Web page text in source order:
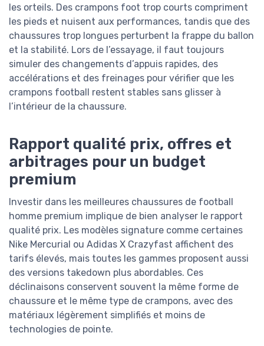
les orteils. Des crampons foot trop courts compriment
les pieds et nuisent aux performances, tandis que des
chaussures trop longues perturbent la frappe du ballon
et la stabilité. Lors de l’essayage, il faut toujours
simuler des changements d’appuis rapides, des
accélérations et des freinages pour vérifier que les
crampons football restent stables sans glisser à
l’intérieur de la chaussure.
Rapport qualité prix, offres et
arbitrages pour un budget
premium
Investir dans les meilleures chaussures de football
homme premium implique de bien analyser le rapport
qualité prix. Les modèles signature comme certaines
Nike Mercurial ou Adidas X Crazyfast affichent des
tarifs élevés, mais toutes les gammes proposent aussi
des versions takedown plus abordables. Ces
déclinaisons conservent souvent la même forme de
chaussure et le même type de crampons, avec des
matériaux légèrement simplifiés et moins de
technologies de pointe.